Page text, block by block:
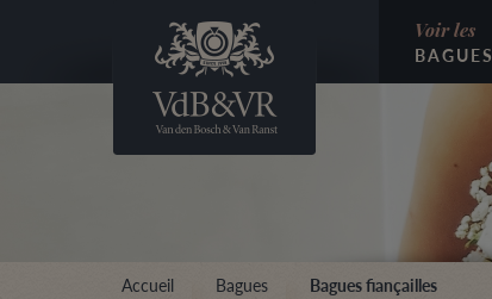
Voir les
BAGUES
Accueil Bagues Bagues fiançailles